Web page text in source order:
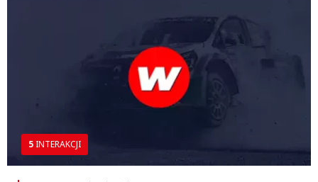
5 INTERAKCJI